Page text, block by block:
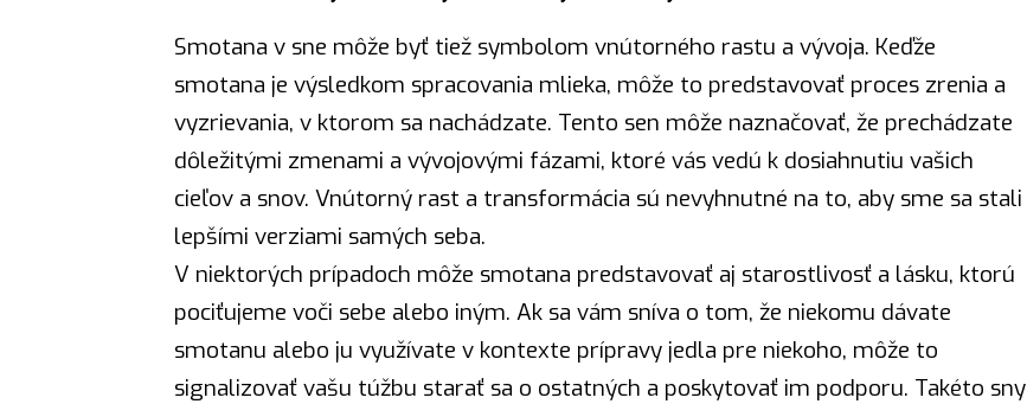
Smotana v sne môže byť tiež symbolom vnútorného rastu a vývoja. Keďže
smotana je výsledkom spracovania mlieka, môže to predstavovať proces zrenia a
vyzrievania, v ktorom sa nachádzate. Tento sen môže naznačovať, že prechádzate
dôležitými zmenami a vývojovými fázami, ktoré vás vedú k dosiahnutiu vašich
cieľov a snov. Vnútorný rast a transformácia sú nevyhnutné na to, aby sme sa stali
lepšími verziami samých seba.
V niektorých prípadoch môže smotana predstavovať aj starostlivosť a lásku, ktorú
pociťujeme voči sebe alebo iným. Ak sa vám sníva o tom, že niekomu dávate
smotanu alebo ju využívate v kontexte prípravy jedla pre niekoho, môže to
signalizovať vašu túžbu starať sa o ostatných a poskytovať im podporu. Takéto sny